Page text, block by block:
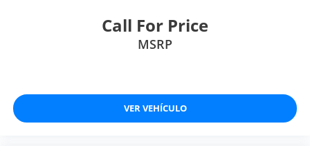
Call For Price
MSRP
VER VEHÍCULO